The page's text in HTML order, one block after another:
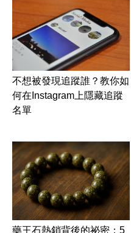
不想被發現追蹤誰？教你如
何在Instagram上隱藏追蹤
名單
藥王石熱銷背後的祕密：5